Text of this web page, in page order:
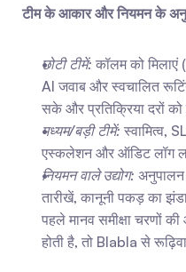
टीम के आकार और नियमन के
छोटी टीमें: कॉलम को मिलाएं
AI जवाब और स्वचालित
सके और प्रतिक्रिया दरों
मध्यम/बड़ी टीमें: स्वामित्व,
एस्कलेशन और ऑडिट लॉग
नियमन वाले उद्योग: अनुपालन
तारीखें, कानूनी पकड़ का
पहले मानव समीक्षा चरणों
होती है, तो Blabla से